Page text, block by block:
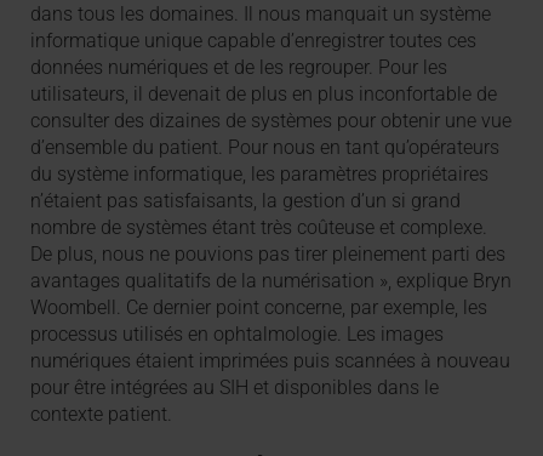
dans tous les domaines. Il nous manquait un système
informatique unique capable d’enregistrer toutes ces
données numériques et de les regrouper. Pour les
utilisateurs, il devenait de plus en plus inconfortable de
consulter des dizaines de systèmes pour obtenir une vue
d’ensemble du patient. Pour nous en tant qu’opérateurs
du système informatique, les paramètres propriétaires
n’étaient pas satisfaisants, la gestion d’un si grand
nombre de systèmes étant très coûteuse et complexe.
De plus, nous ne pouvions pas tirer pleinement parti des
avantages qualitatifs de la numérisation », explique Bryn
Woombell. Ce dernier point concerne, par exemple, les
processus utilisés en ophtalmologie. Les images
numériques étaient imprimées puis scannées à nouveau
pour être intégrées au SIH et disponibles dans le
contexte patient.